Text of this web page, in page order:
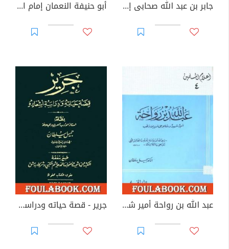
جابر بن عبد الله صحابى إمام وحافظ فقيه أبو حنيفة النعمان إمام الأئمة الفقهاء
عبد الله بن رواحة أمير شهيد وشاعر على سرير من ذهب جرير - قصة حياته ودراسة أشعاره